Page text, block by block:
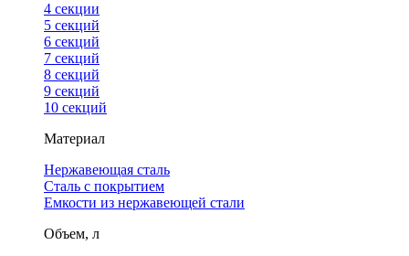
4 cекции
5 секций
6 секций
7 секций
8 секций
9 секций
10 секций
Материал
Нержавеющая сталь
Сталь с покрытием
Емкости из нержавеющей стали
Объем, л